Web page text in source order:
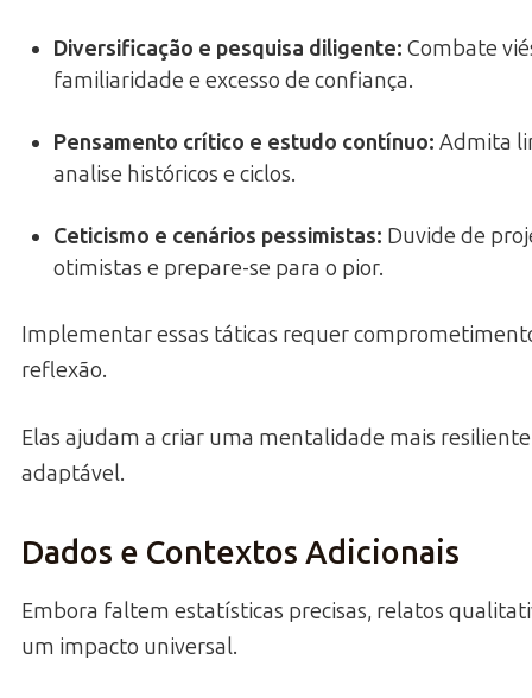
Diversificação e pesquisa diligente: Combate
familiaridade e excesso de confiança.
Pensamento crítico e estudo contínuo: Admita
analise históricos e ciclos.
Ceticismo e cenários pessimistas: Duvide de
otimistas e prepare-se para o pior.
Implementar essas táticas requer
reflexão.
Elas ajudam a criar uma mentalidade mais
adaptável.
Dados e Contextos Adicionais
Embora faltem estatísticas precisas, relatos
um impacto universal.